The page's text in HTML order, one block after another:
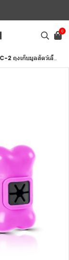
0
สัตว์เลี้ยง พร้อมแคปซูลรูปกระดูก